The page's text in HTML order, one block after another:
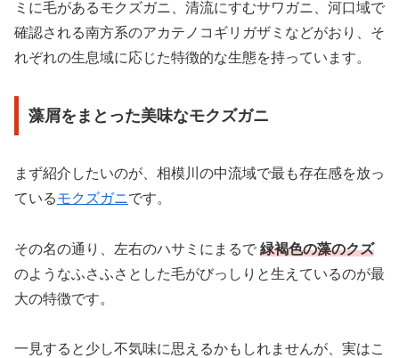
ミに毛があるモクズガニ、清流にすむサワガニ、河口域で
確認される南方系のアカテノコギリガザミなどがおり、そ
れぞれの生息域に応じた特徴的な生態を持っています。
藻屑をまとった美味なモクズガニ
まず紹介したいのが、相模川の中流域で最も存在感を放っ
ているモクズガニです。
その名の通り、左右のハサミにまるで 緑褐色の藻のクズ
のようなふさふさとした毛がびっしりと生えているのが最
大の特徴です。
一見すると少し不気味に思えるかもしれませんが、実はこ